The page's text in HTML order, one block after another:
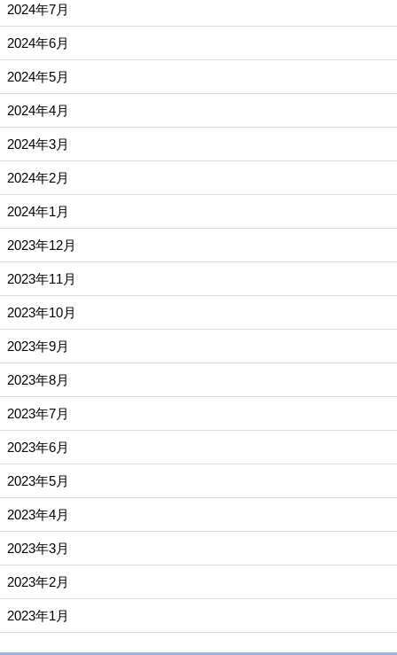
2024年7月
2024年6月
2024年5月
2024年4月
2024年3月
2024年2月
2024年1月
2023年12月
2023年11月
2023年10月
2023年9月
2023年8月
2023年7月
2023年6月
2023年5月
2023年4月
2023年3月
2023年2月
2023年1月